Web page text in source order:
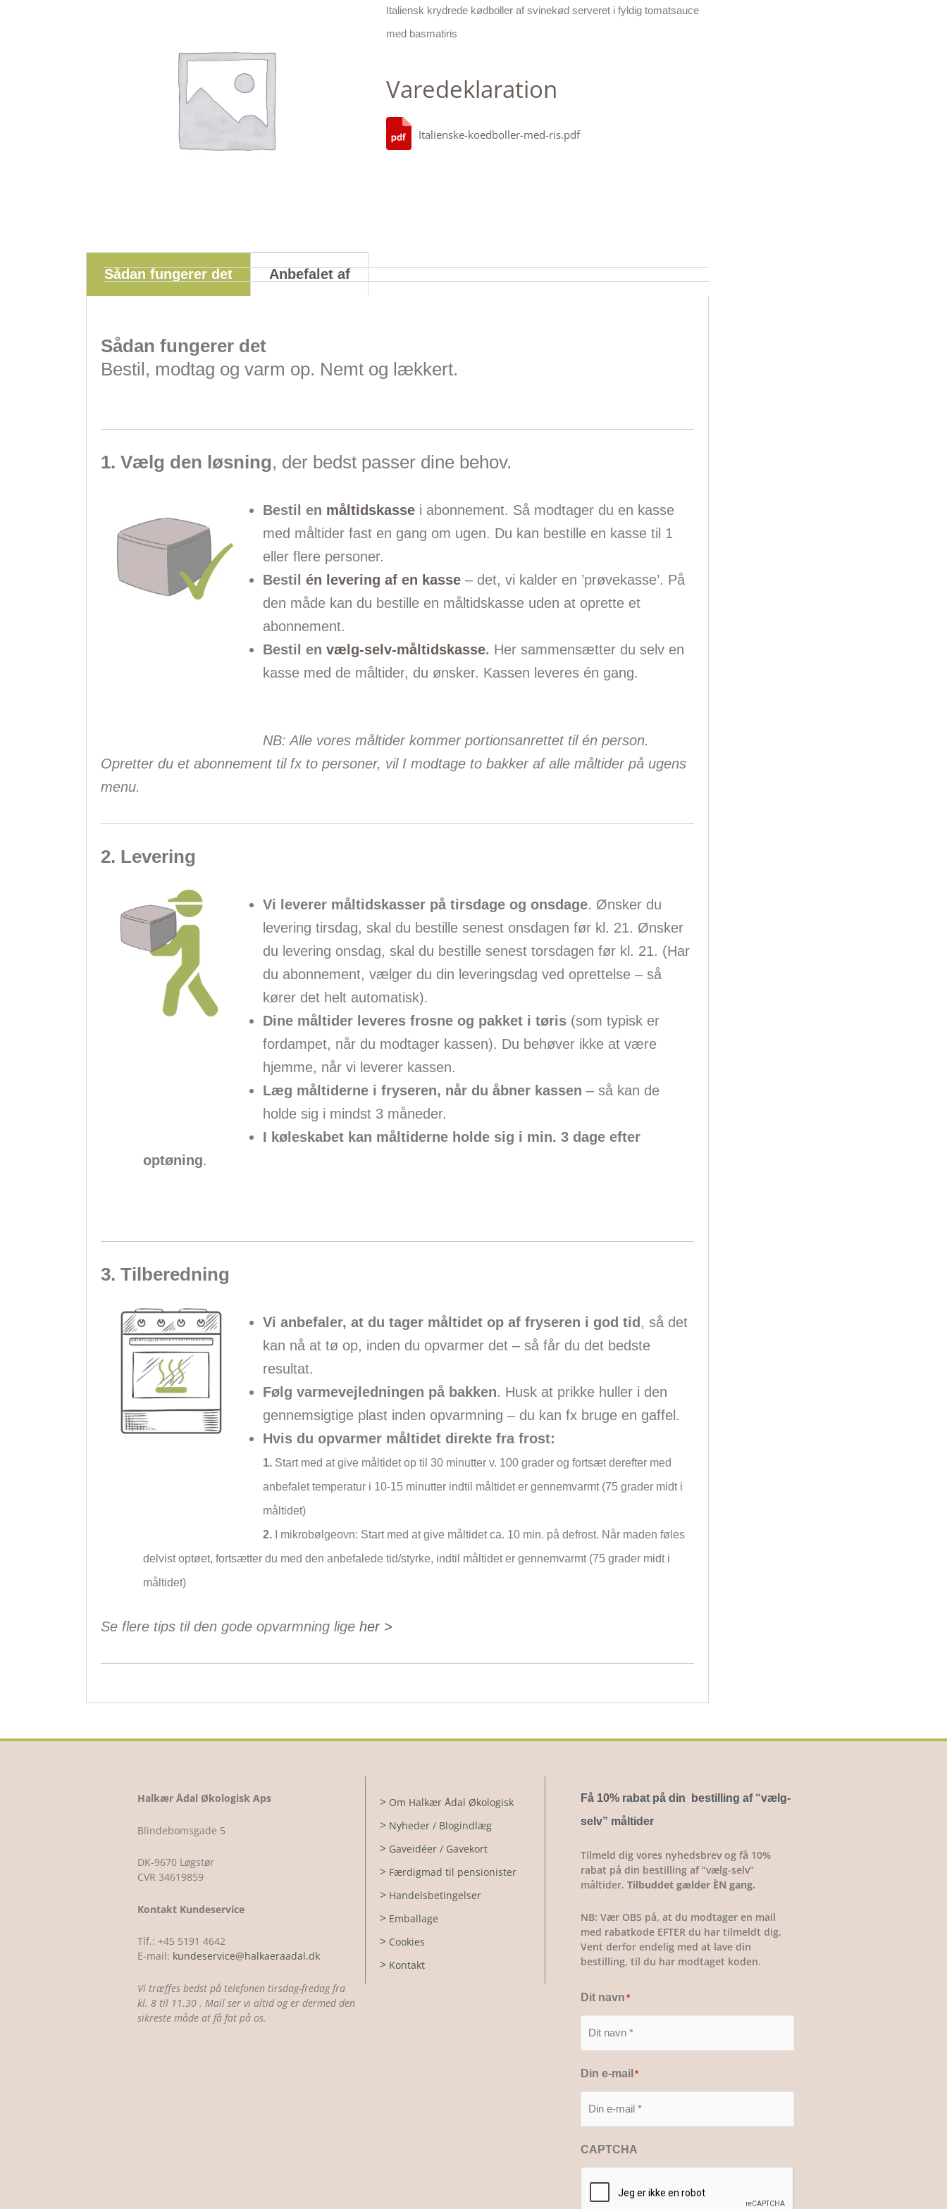
Italiensk krydrede kødboller af svinekød serveret i fyldig tomatsauce
med basmatiris
Varedeklaration
Italienske-koedboller-med-ris.pdf
Sådan fungerer det Anbefalet af
Sådan fungerer det
Bestil, modtag og varm op. Nemt og lækkert.
1. Vælg den løsning, der bedst passer dine behov.
Bestil en måltidskasse i abonnement. Så modtager du en kasse
med måltider fast en gang om ugen. Du kan bestille en kasse til 1
eller flere personer.
Bestil én levering af en kasse – det, vi kalder en ’prøvekasse’. På
den måde kan du bestille en måltidskasse uden at oprette et
abonnement.
Bestil en vælg-selv-måltidskasse. Her sammensætter du selv en
kasse med de måltider, du ønsker. Kassen leveres én gang.
NB: Alle vores måltider kommer portionsanrettet til én person.
Opretter du et abonnement til fx to personer, vil I modtage to bakker af alle måltider på ugens
menu.
2. Levering
Vi leverer måltidskasser på tirsdage og onsdage. Ønsker du
levering tirsdag, skal du bestille senest onsdagen før kl. 21. Ønsker
du levering onsdag, skal du bestille senest torsdagen før kl. 21. (Har
du abonnement, vælger du din leveringsdag ved oprettelse – så
kører det helt automatisk).
Dine måltider leveres frosne og pakket i tøris (som typisk er
fordampet, når du modtager kassen). Du behøver ikke at være
hjemme, når vi leverer kassen.
Læg måltiderne i fryseren, når du åbner kassen – så kan de
holde sig i mindst 3 måneder.
I køleskabet kan måltiderne holde sig i min. 3 dage efter
optøning.
3. Tilberedning
Vi anbefaler, at du tager måltidet op af fryseren i god tid , så det
kan nå at tø op, inden du opvarmer det – så får du det bedste
resultat.
Følg varmevejledningen på bakken. Husk at prikke huller i den
gennemsigtige plast inden opvarmning – du kan fx bruge en gaffel.
Hvis du opvarmer måltidet direkte fra frost:
1. Start med at give måltidet op til 30 minutter v. 100 grader og fortsæt derefter med
anbefalet temperatur i 10-15 minutter indtil måltidet er gennemvarmt (75 grader midt i
måltidet)
2. I mikrobølgeovn: Start med at give måltidet ca. 10 min. på defrost. Når maden føles
delvist optøet, fortsætter du med den anbefalede tid/styrke, indtil måltidet er gennemvarmt (75 grader midt i
måltidet)
Se flere tips til den gode opvarmning lige her >
Halkær Ådal Økologisk Aps
Blindebomsgade 5
DK-9670 Løgstør
CVR 34619859
Kontakt Kundeservice
Tlf.: +45 5191 4642
E-mail: kundeservice@halkaeraadal.dk
Vi træffes bedst på telefonen tirsdag-fredag fra
kl. 8 til 11.30 . Mail ser vi altid og er dermed den
sikreste måde at få fat på os.
> Om Halkær Ådal Økologisk
> Nyheder / Blogindlæg
> Gaveidéer / Gavekort
> Færdigmad til pensionister
> Handelsbetingelser
> Emballage
> Cookies
> Kontakt
Få 10% rabat på din bestilling af “vælg-
selv” måltider
Tilmeld dig vores nyhedsbrev og få 10%
rabat på din bestilling af “vælg-selv”
måltider.Tilbuddet gælder ÈN gang.
NB: Vær OBS på, at du modtager en mail
med rabatkode EFTER du har tilmeldt dig.
Vent derfor endelig med at lave din
bestilling, til du har modtaget koden.
Dit navn *
Din e-mail *
CAPTCHA